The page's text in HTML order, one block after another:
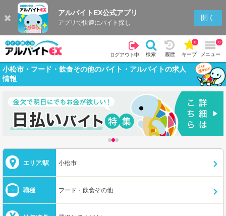
アルバイトEX公式アプリ
アプリで快適にバイト探し
開く
ログアウト中 検索 履歴 キープ
0
メニュー
0
小松市・フード・飲食その他のバイト・アルバイトの求人
情報
エリア/駅 小松市
職種 フード・飲食その他